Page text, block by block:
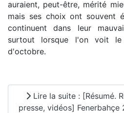
auraient, peut-être, mérité
mais ses choix ont souvent
continuent dans leur
surtout lorsque l'on voit le
d'octobre.
Lire la suite : [Résumé.
presse, vidéos] Fenerbahçe